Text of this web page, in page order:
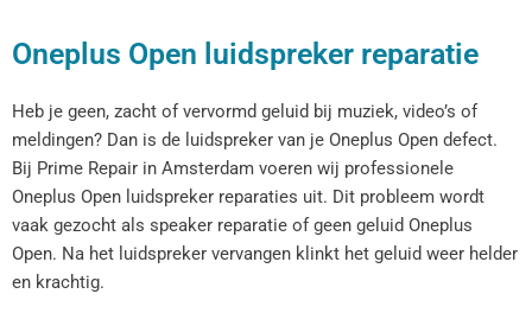
Oneplus Open luidspreker reparatie
Heb je geen, zacht of vervormd geluid bij muziek, video’s of
meldingen? Dan is de luidspreker van je Oneplus Open defect.
Bij Prime Repair in Amsterdam voeren wij professionele
Oneplus Open luidspreker reparaties uit. Dit probleem wordt
vaak gezocht als speaker reparatie of geen geluid Oneplus
Open. Na het luidspreker vervangen klinkt het geluid weer helder
en krachtig.